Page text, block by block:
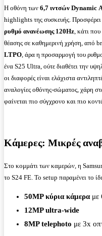
Η οθόνη των 6,7 ιντσών Dynamic
highlights της συσκευής. Προσφέρει
ρυθμό ανανέωσης 120Hz, κάτι
θέασης σε καθημερινή χρήση, από
LTPO, άρα η προσαρμογή του
ένα S25 Ultra, ούτε διαθέτει την
οι διαφορές είναι ελάχιστα
αναλογίες οθόνης-σώματος, χάρη
φαίνεται πιο σύγχρονο και πιο
Κάμερες: Μικρές
Στο κομμάτι των καμερών, η
το S24 FE. Το setup παραμένει το
50MP κύρια κάμεραμε
12MP ultra-wide
8MP telephoto με 3x